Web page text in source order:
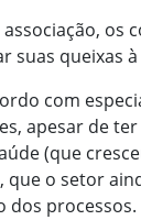
associação, os
suas queixas
com
apesar de
(que
o setor
dos processos.